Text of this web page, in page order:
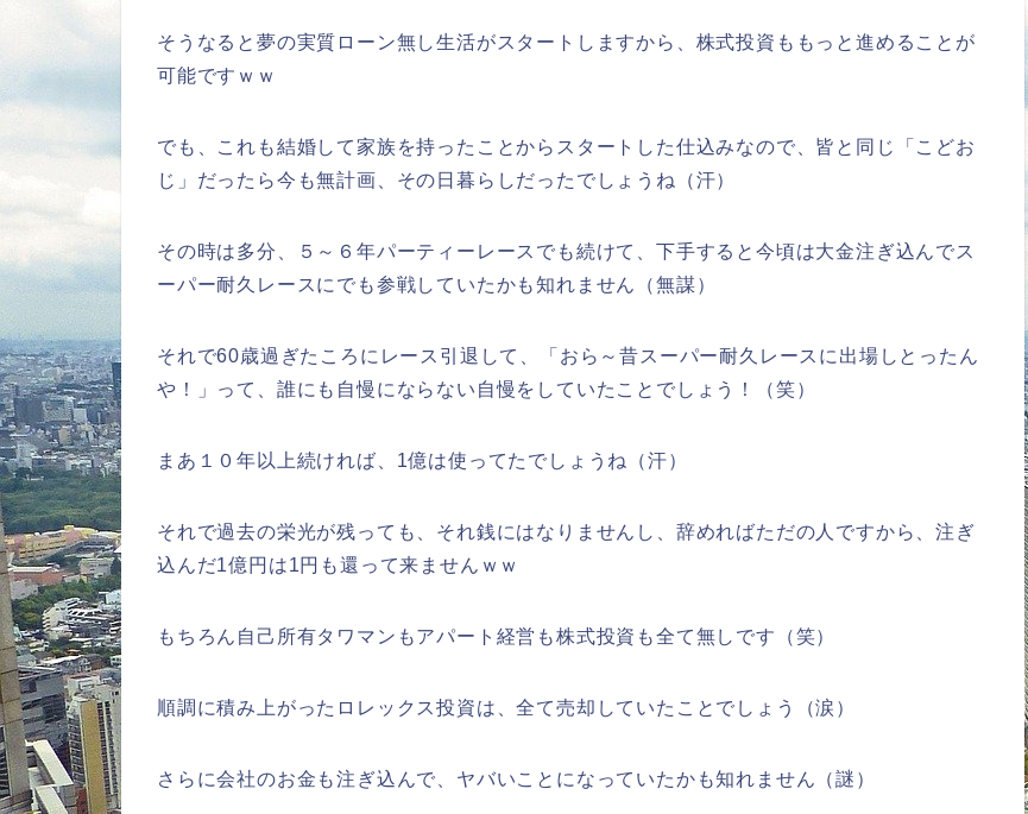
そうなると夢の実質ローン無し生活がスタートしますから、株式投資ももっと進めることが
可能ですｗｗ
でも、これも結婚して家族を持ったことからスタートした仕込みなので、皆と同じ「こどお
じ」だったら今も無計画、その日暮らしだったでしょうね（汗）
その時は多分、５～６年パーティーレースでも続けて、下手すると今頃は大金注ぎ込んでス
ーパー耐久レースにでも参戦していたかも知れません（無謀）
それで60歳過ぎたころにレース引退して、「おら～昔スーパー耐久レースに出場しとったん
や！」って、誰にも自慢にならない自慢をしていたことでしょう！（笑）
まあ１０年以上続ければ、1億は使ってたでしょうね（汗）
それで過去の栄光が残っても、それ銭にはなりませんし、辞めればただの人ですから、注ぎ
込んだ1億円は1円も還って来ませんｗｗ
もちろん自己所有タワマンもアパート経営も株式投資も全て無しです（笑）
順調に積み上がったロレックス投資は、全て売却していたことでしょう（涙）
さらに会社のお金も注ぎ込んで、ヤバいことになっていたかも知れません（謎）